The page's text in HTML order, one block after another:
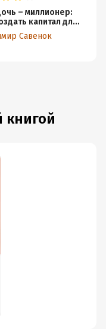
– миллионер:
капитал для
Савенок
книгой